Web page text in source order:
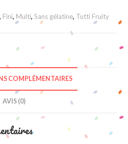
, Fini, Multi,Sans gélatine, Tutti Fruity
COMPLÉMENTAIRES
AVIS (0)